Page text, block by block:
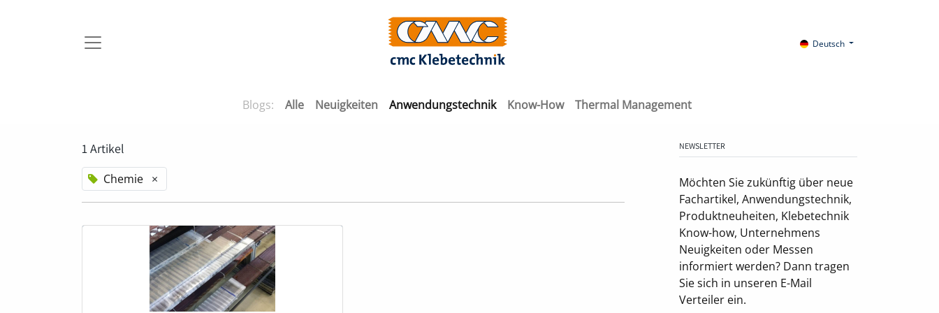
Deutsch
Blogs: Alle Neuigkeiten Anwendungstechnik Know-How Thermal Management
1 Artikel
Chemie ×
NEWSLETTER
Möchten Sie zukünftig über neue
Fachartikel, Anwendungstechnik,
Produktneuheiten, Klebetechnik
Know-how, Unternehmens
Neuigkeiten oder Messen
informiert werden? Dann tragen
Sie sich in unseren E-Mail
Verteiler ein.